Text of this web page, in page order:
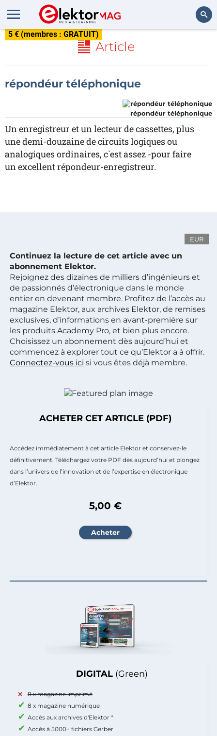
5 € (membres : GRATUIT)
Article
répondéur téléphonique
répondéur téléphonique
Un enregistreur et un lecteur de cassettes, plus
une demi-douzaine de circuits logiques ou
analogiques ordinaires, c`est assez -pour faire
un excellent répondeur-enregistreur.
EUR
Continuez la lecture de cet article avec un
abonnement Elektor.
Rejoignez des dizaines de milliers d’ingénieurs et
de passionnés d’électronique dans le monde
entier en devenant membre. Profitez de l’accès au
magazine Elektor, aux archives Elektor, de remises
exclusives, d’informations en avant-première sur
les produits Academy Pro, et bien plus encore.
Choisissez un abonnement dès aujourd’hui et
commencez à explorer tout ce qu’Elektor a à offrir.
Connectez-vous ici si vous êtes déjà membre.
DIGITAL (Green)
8 x magazine imprimé
8 x magazine numérique
Accès aux archives d'Elektor *
Accès à 5000+ fichiers Gerber
ACHETER CET ARTICLE (PDF)
Accédez immédiatement à cet article Elektor et conservez-le
définitivement. Téléchargez votre PDF dès aujourd’hui et plongez
dans l’univers de l’innovation et de l’expertise en électronique
d’Elektor.
5,00 €